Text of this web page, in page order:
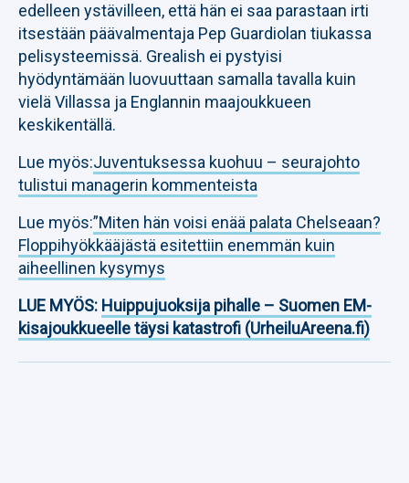
edelleen ystävilleen, että hän ei saa parastaan irti
itsestään päävalmentaja Pep Guardiolan tiukassa
pelisysteemissä. Grealish ei pystyisi
hyödyntämään luovuuttaan samalla tavalla kuin
vielä Villassa ja Englannin maajoukkueen
keskikentällä.
Lue myös:Juventuksessa kuohuu – seurajohto
tulistui managerin kommenteista
Lue myös:”Miten hän voisi enää palata Chelseaan?
Floppihyökkääjästä esitettiin enemmän kuin
aiheellinen kysymys
LUE MYÖS: Huippujuoksija pihalle – Suomen EM-
kisajoukkueelle täysi katastrofi (UrheiluAreena.fi)